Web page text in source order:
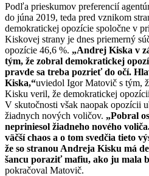
Podľa prieskumov preferencií
do júna 2019, teda pred vznikom
demokratickej opozície spoločne v
Kiskovej strany je dnes priemerný
opozície 46,6 %. „Andrej Kiska v
tým, že zobral demokratickej
pravde sa treba pozrieť do očí.
Kiska,“uviedol Igor Matovič s tým,
Kisku veril, že demokratickej
V skutočnosti však naopak opozícii
žiadnych nových voličov. „Pobral
nepriniesol žiadneho nového
väčší chaos a o tom svedčia tieto
že so stranou Andreja Kisku má
šancu poraziť mafiu, ako ju mala
pokračoval Matovič.